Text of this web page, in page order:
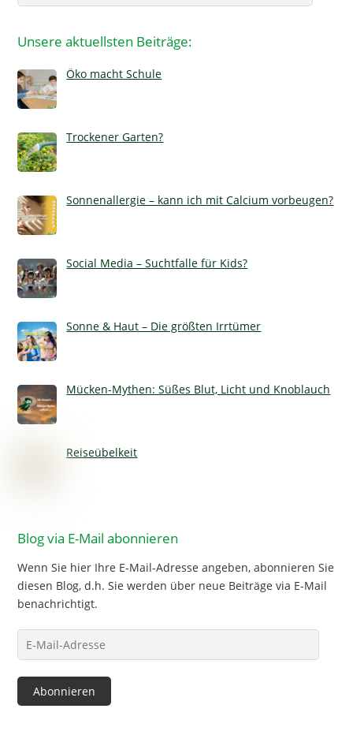
Unsere aktuellsten Beiträge:
Öko macht Schule
Trockener Garten?
Sonnenallergie – kann ich mit Calcium vorbeugen?
Social Media – Suchtfalle für Kids?
Sonne & Haut – Die größten Irrtümer
Mücken-Mythen: Süßes Blut, Licht und Knoblauch
Reiseübelkeit
Blog via E-Mail abonnieren
Wenn Sie hier Ihre E-Mail-Adresse angeben, abonnieren Sie
diesen Blog, d.h. Sie werden über neue Beiträge via E-Mail
benachrichtigt.
E-
Mail-
Adresse
Abonnieren